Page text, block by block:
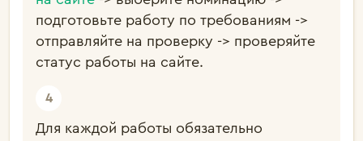
подготовьте работу по требованиям ->
отправляйте на проверку -> проверяйте
статус работы на сайте.
Для каждой работы обязательно